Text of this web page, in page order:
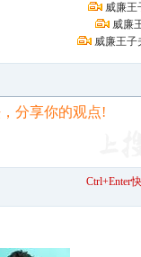
威廉王
威廉
威廉王子
Ctrl+Enter